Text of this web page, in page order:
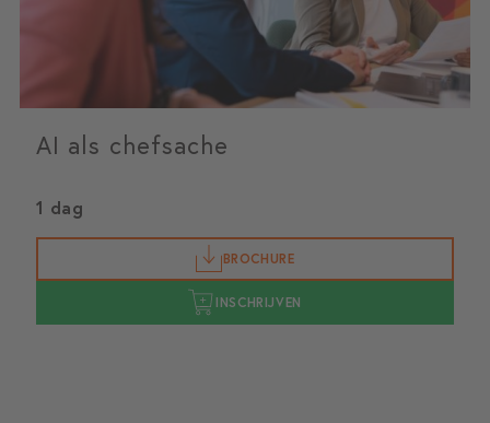
AI als chefsache
1 dag
BROCHURE
INSCHRIJVEN